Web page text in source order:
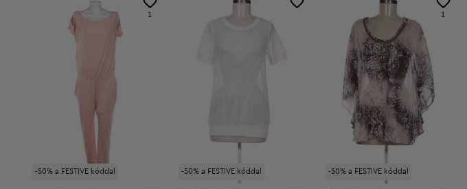
-50% a FESTIVE kóddal
1
-50% a FESTIVE kóddal -50% a FESTIVE kóddal
1